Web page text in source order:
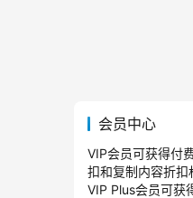
会员中心
VIP会员可获得付
扣和复制内容折扣
VIP Plus会员可获